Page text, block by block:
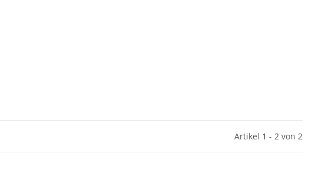
Artikel 1 - 2 von 2